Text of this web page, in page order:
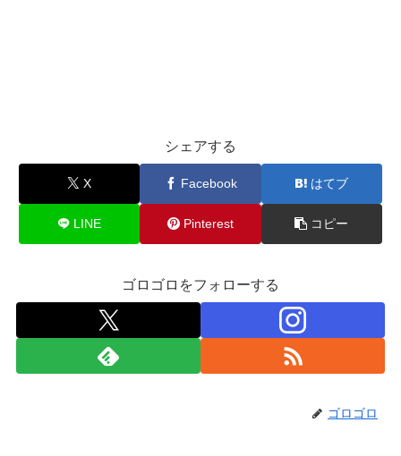
シェアする
X Facebook はてブ
LINE Pinterest コピー
ゴロゴロをフォローする
ゴロゴロ